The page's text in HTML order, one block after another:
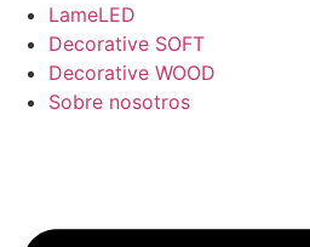
LameLED
Decorative SOFT
Decorative WOOD
Sobre nosotros